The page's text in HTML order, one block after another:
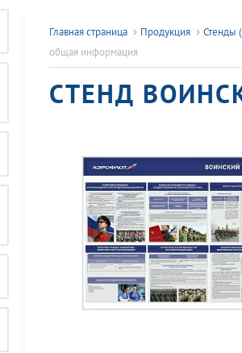
Главная страница Продукция Стенды
общая информация
СТЕНД